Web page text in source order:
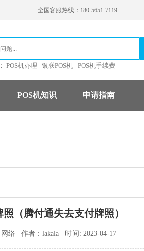
全国客服热线：180-5651-7119
POS机办理 银联POS机 POS机手续费
POS机知识 申请指南
（腾付通失去支付牌照）
络 作者：lakala 时间: 2023-04-17